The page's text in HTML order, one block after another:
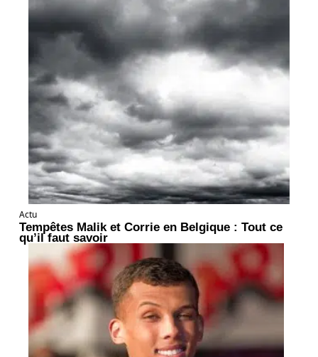
Actu
Tempêtes Malik et Corrie en Belgique : Tout ce
qu’il faut savoir